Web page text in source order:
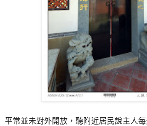
平常並未對外開放，聽附近居民說主人